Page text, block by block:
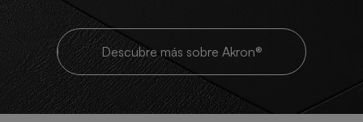
Descubre más sobre Akron®